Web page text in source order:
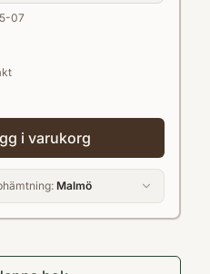
07
i varukorg
Malmö